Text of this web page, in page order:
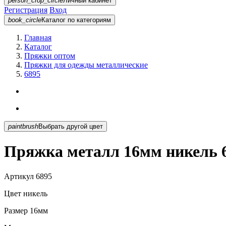
Регистрация Вход
book_circleКаталог по категориям
Главная
Каталог
Пряжки оптом
Пряжки для одежды металлические
6895
paintbrush Выбрать другой цвет
Пряжка металл 16мм никель
Артикул 6895
Цвет никель
Размер 16мм